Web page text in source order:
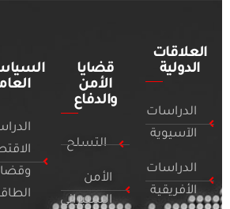
العلاقات
الدولية
الدراسات
الآسيوية
الدراسات
الأفريقية
قضايا
الأمن
والدفاع
التسلح
الأمن
السيبراني
وقضايا
الطاقة